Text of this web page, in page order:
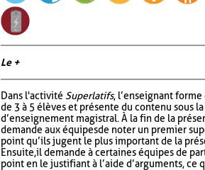
Le +
Dans l'activité Superlatifs, l’enseignant
de 3 à 5 élèves et présente du contenu sous
d’enseignement magistral. À la fin de la
demande aux équipes de noter un premier
point qu’ils jugent le plus important de la
Ensuite, il demande à certaines équipes de
point en le justifiant à l’aide d’arguments, ce